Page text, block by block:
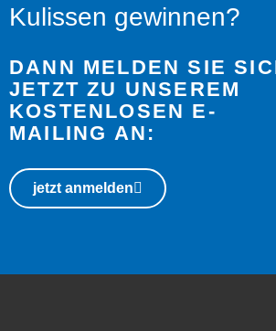
Kulissen gewinnen?
DANN MELDEN SIE
JETZT ZU UNSEREM
KOSTENLOSEN E-
MAILING AN:
jetzt anmelden